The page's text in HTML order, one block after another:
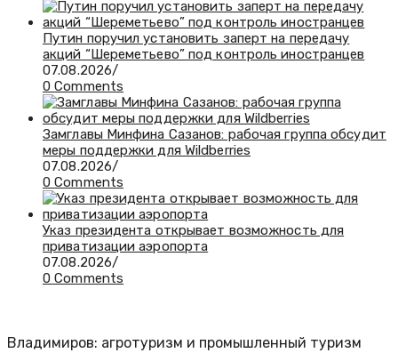
Путин поручил установить заперт на передачу
акций “Шереметьево” под контроль иностранцев
07.08.2026/
0 Comments
Замглавы Минфина Сазанов: рабочая группа обсудит
меры поддержки для Wildberries
07.08.2026/
0 Comments
Указ президента открывает возможность для
приватизации аэропорта
07.08.2026/
0 Comments
Владимиров: агротуризм и промышленный туризм